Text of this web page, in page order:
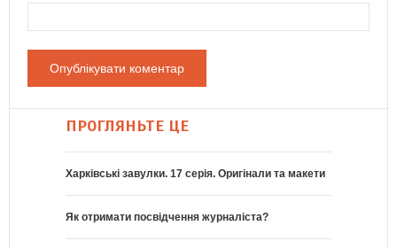
ПРОГЛЯНЬТЕ ЦЕ
Харківські завулки. 17 серія. Оригінали та макети
Як отримати посвідчення журналіста?